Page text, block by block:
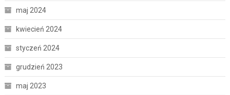
maj 2024
kwiecień 2024
styczeń 2024
grudzień 2023
maj 2023